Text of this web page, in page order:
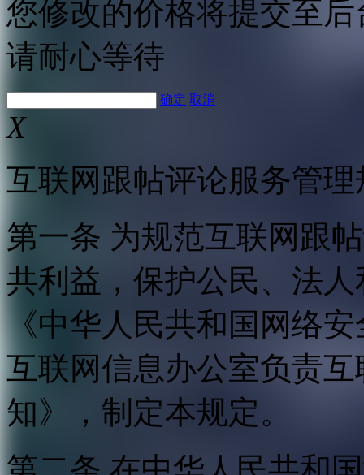
您修改的价格将提交至
请耐心等待
确定 取消
X
互联网跟帖评论服务管理
第一条 为规范互联网跟
共利益，保护公民、法
《中华人民共和国网络
互联网信息办公室负责
知》，制定本规定。